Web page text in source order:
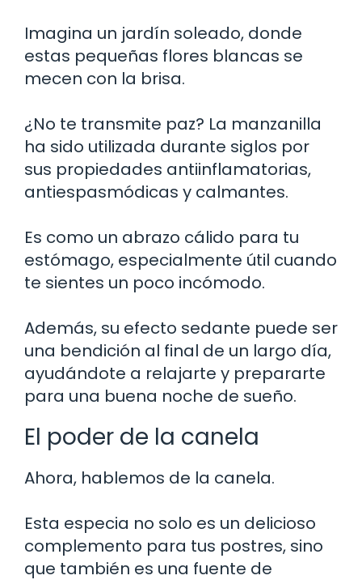
Imagina un jardín soleado, donde
estas pequeñas flores blancas se
mecen con la brisa.
¿No te transmite paz? La manzanilla
ha sido utilizada durante siglos por
sus propiedades antiinflamatorias,
antiespasmódicas y calmantes.
Es como un abrazo cálido para tu
estómago, especialmente útil cuando
te sientes un poco incómodo.
Además, su efecto sedante puede ser
una bendición al final de un largo día,
ayudándote a relajarte y prepararte
para una buena noche de sueño.
El poder de la canela
Ahora, hablemos de la canela.
Esta especia no solo es un delicioso
complemento para tus postres, sino
que también es una fuente de